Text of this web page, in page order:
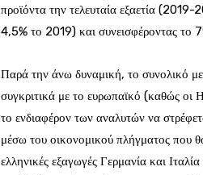
προϊόντα την τελευταία εξαετία
4,5% το 2019) και συνεισφέροντας το
Παρά την άνω δυναμική, το συνολικό
συγκριτικά με το ευρωπαϊκό (καθώς
το ενδιαφέρον των αναλυτών να
μέσω του οικονομικού πλήγματος που
ελληνικές εξαγωγές Γερμανία και